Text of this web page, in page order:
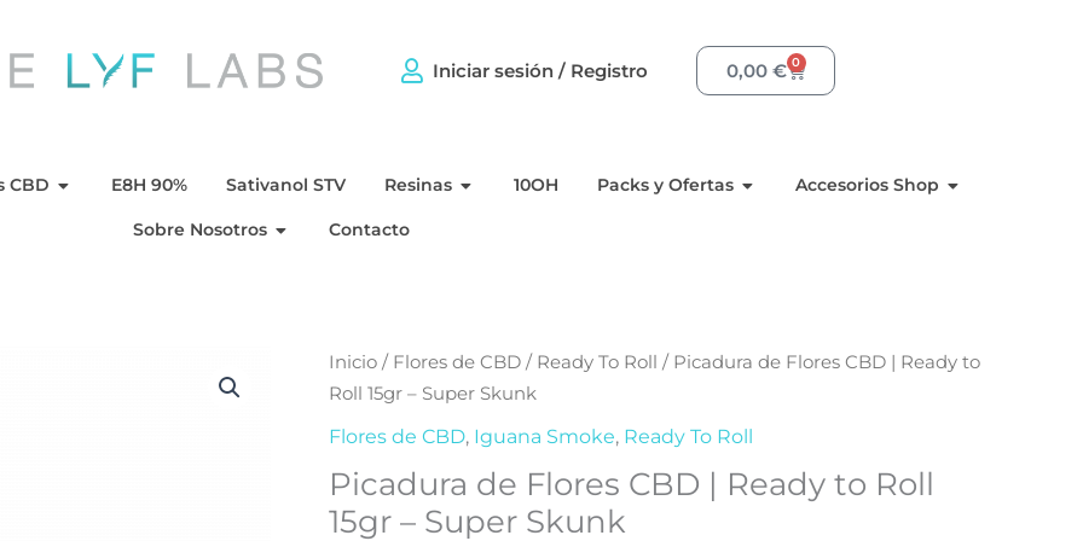
Iniciar sesión / Registro 0,00 € 0
Carrito
CBD
CBD Abra Flores CBD
E8H 90% Sativanol STV Resinas Abra Resinas
10OH Packs y Ofertas Abra Packs y Ofertas
Accesorios Shop Abra
Sobre Nosotros Abra Sobre Nosotros
Contacto
Inicio / Flores de CBD / Ready To Roll / Picadura de Flores CBD | Ready to
Roll 15gr – Super Skunk
Flores de CBD, Iguana Smoke, Ready To Roll
Picadura de Flores CBD | Ready to Roll
15gr – Super Skunk